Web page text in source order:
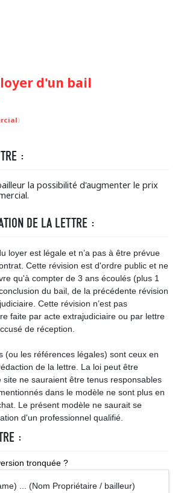
d'un bail
)
:
la possibilité d'augmenter le prix
DE LA LETTRE :
loyer est légale et n’a pas à être prévue
Cette révision est d'ordre public et ne
qu'à compter de 3 ans écoulés (plus 1
du bail, de la précédente révision
Cette révision n’est pas
faite par acte extrajudiciaire ou par lettre
de réception.
(ou les références légales) sont ceux en
de la lettre. La loi peut être
site ne sauraient être tenus responsables
dans le modèle ne sont plus en
Le présent modèle ne saurait se
d'un professionnel qualifié.
:
tronquée ?
... (Nom Propriétaire / bailleur)